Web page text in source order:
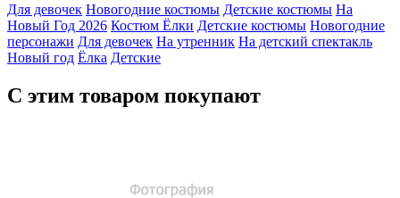
Для девочек Новогодние костюмы Детские костюмы На
Новый Год 2026 Костюм Ёлки Детские костюмы Новогодние
персонажи Для девочек На утренник На детский спектакль
Новый год Ёлка Детские
С этим товаром покупают